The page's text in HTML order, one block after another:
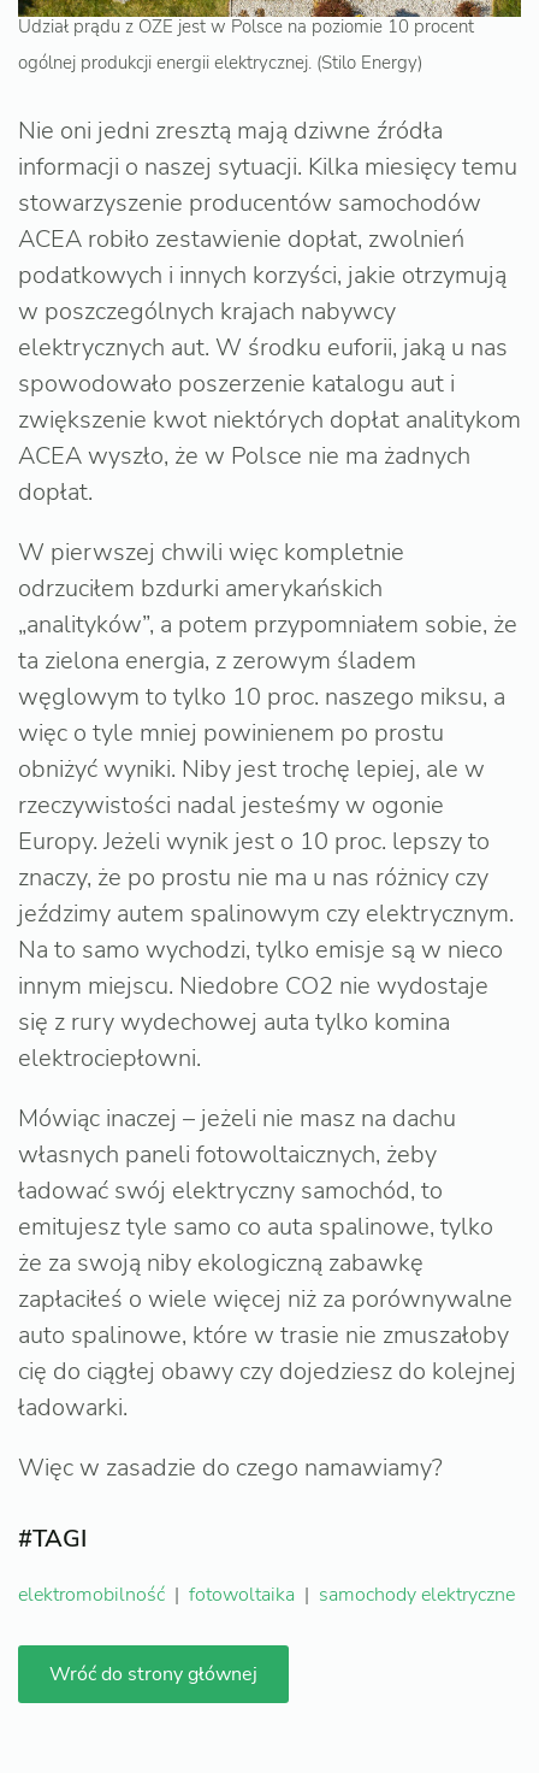
Udział prądu z OZE jest w Polsce na poziomie 10 procent
ogólnej produkcji energii elektrycznej. (Stilo Energy)
Nie oni jedni zresztą mają dziwne źródła
informacji o naszej sytuacji. Kilka miesięcy temu
stowarzyszenie producentów samochodów
ACEA robiło zestawienie dopłat, zwolnień
podatkowych i innych korzyści, jakie otrzymują
w poszczególnych krajach nabywcy
elektrycznych aut. W środku euforii, jaką u nas
spowodowało poszerzenie katalogu aut i
zwiększenie kwot niektórych dopłat analitykom
ACEA wyszło, że w Polsce nie ma żadnych
dopłat.
W pierwszej chwili więc kompletnie
odrzuciłem bzdurki amerykańskich
„analityków”, a potem przypomniałem sobie, że
ta zielona energia, z zerowym śladem
węglowym to tylko 10 proc. naszego miksu, a
więc o tyle mniej powinienem po prostu
obniżyć wyniki. Niby jest trochę lepiej, ale w
rzeczywistości nadal jesteśmy w ogonie
Europy. Jeżeli wynik jest o 10 proc. lepszy to
znaczy, że po prostu nie ma u nas różnicy czy
jeździmy autem spalinowym czy elektrycznym.
Na to samo wychodzi, tylko emisje są w nieco
innym miejscu. Niedobre CO2 nie wydostaje
się z rury wydechowej auta tylko komina
elektrociepłowni.
Mówiąc inaczej – jeżeli nie masz na dachu
własnych paneli fotowoltaicznych, żeby
ładować swój elektryczny samochód, to
emitujesz tyle samo co auta spalinowe, tylko
że za swoją niby ekologiczną zabawkę
zapłaciłeś o wiele więcej niż za porównywalne
auto spalinowe, które w trasie nie zmuszałoby
cię do ciągłej obawy czy dojedziesz do kolejnej
ładowarki.
Więc w zasadzie do czego namawiamy?
#TAGI
elektromobilność | fotowoltaika | samochody elektryczne
Wróć do strony głównej